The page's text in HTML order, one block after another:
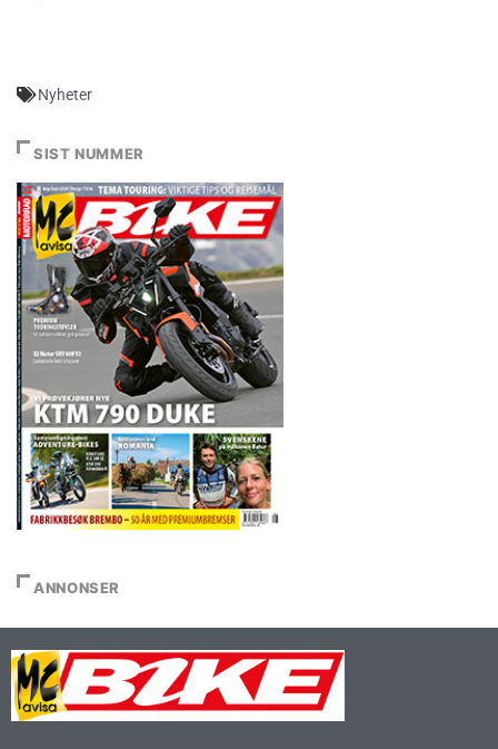
Nyheter
SIST NUMMER
ANNONSER